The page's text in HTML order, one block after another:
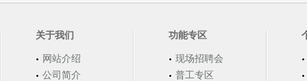
关于我们
网站介绍
公司简介
功能专区
现场招聘会
普工专区